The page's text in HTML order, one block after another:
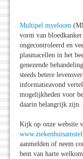
Multipel myeloom
vorm van
ongecontroleerd en
plasmacellen in het
genezende
steeds betere
informatieavond
mogelijkheden voor
daarin belangrijk zijn.
Kijk op onze website
aanmelden of neem
bent van harte